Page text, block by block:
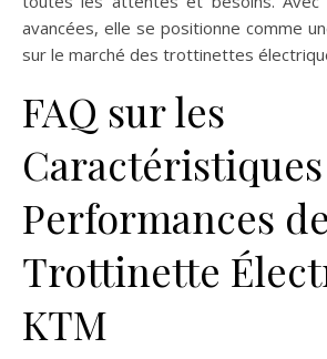
avancées, elle se positionne comme
sur le marché des trottinettes
FAQ sur les
Performances
Trottinette
KTM